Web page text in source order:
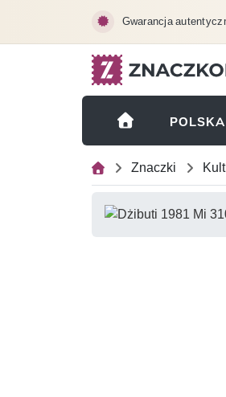
Gwarancja
POLSKA
Znaczki